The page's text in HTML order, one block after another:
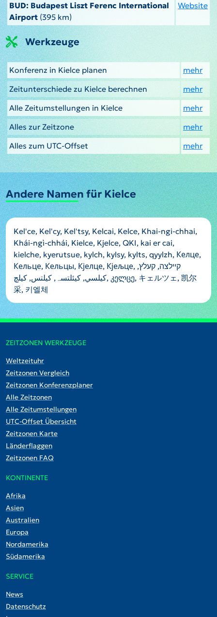
BUD: Budapest Liszt Ferenc International
Airport (395 km)
Website
Werkzeuge
Konferenz in Kielce planen
mehr
Zeitunterschiede zu Kielce berechnen
mehr
Alle Zeitumstellungen in Kielce
mehr
Alles zur Zeitzone
mehr
Alles zum UTC-Offset
mehr
Andere Namen für Kielce
Kel'ce, Kel'cy, Kel'tsy, Kelcai, Kelce, Khai-ngi-chhai,
Khái-ngì-chhái, Kielce, Kjelce, QKI, kai er cai,
kielche, kyerutsue, kylch, kylsy, kylts, qyylzh, Келце,
Кельце, Кельцы, Кјелце, Кјељце, קיילצה, קעלץ,
كيلسي, کیئلتسہ, کیلتس, کیلچ, კელცე, キェルツェ, 凯尔
采, 키엘체
ZEITZONEN WERKZEUGE
Weltzeituhr
Zeitzonen Vergleich
Zeitzonen Konferenzplaner
Alle Zeitzonen
Alle Zeitumstellungen
UTC-Offset Übersicht
Zeitzonen Karte
Länderflaggen
Zeitzonen FAQ
KONTINENTE
Afrika
Asien
Australien
Europa
Nordamerika
Südamerika
SERVICE
News
Datenschutz